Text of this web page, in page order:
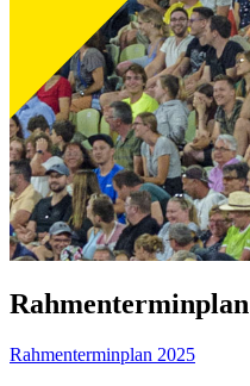
Rahmenterminplan
Rahmenterminplan 2025